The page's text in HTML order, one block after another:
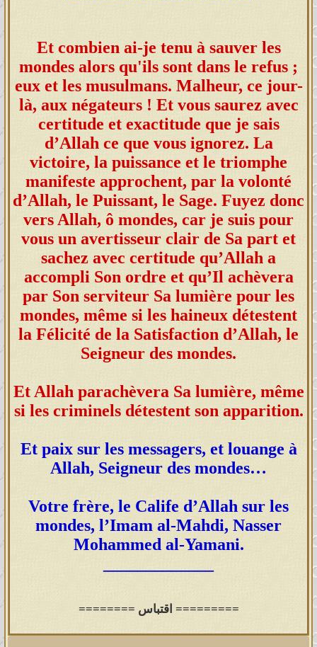
Et combien ai-je tenu à sauver les
mondes alors qu'ils sont dans le refus ;
eux et les musulmans. Malheur, ce jour-
là, aux négateurs ! Et vous saurez avec
certitude et exactitude que je sais
d’Allah ce que vous ignorez. La
victoire, la puissance et le triomphe
manifeste approchent, par la volonté
d’Allah, le Puissant, le Sage. Fuyez donc
vers Allah, ô mondes, car je suis pour
vous un avertisseur clair de Sa part et
sachez avec certitude qu’Allah a
accompli Son ordre et qu’Il achèvera
par Son serviteur Sa lumière pour les
mondes, même si les haineux détestent
la Félicité de la Satisfaction d’Allah, le
Seigneur des mondes.
Et Allah parachèvera Sa lumière, même
si les criminels détestent son apparition.
Et paix sur les messagers, et louange à
Allah, Seigneur des mondes…
Votre frère, le Calife d’Allah sur les
mondes, l’Imam al-Mahdi, Nasser
Mohammed al-Yamani.
======== اقتباس =========